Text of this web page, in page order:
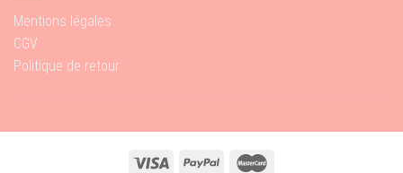
Mentions légales
CGV
Politique de retour